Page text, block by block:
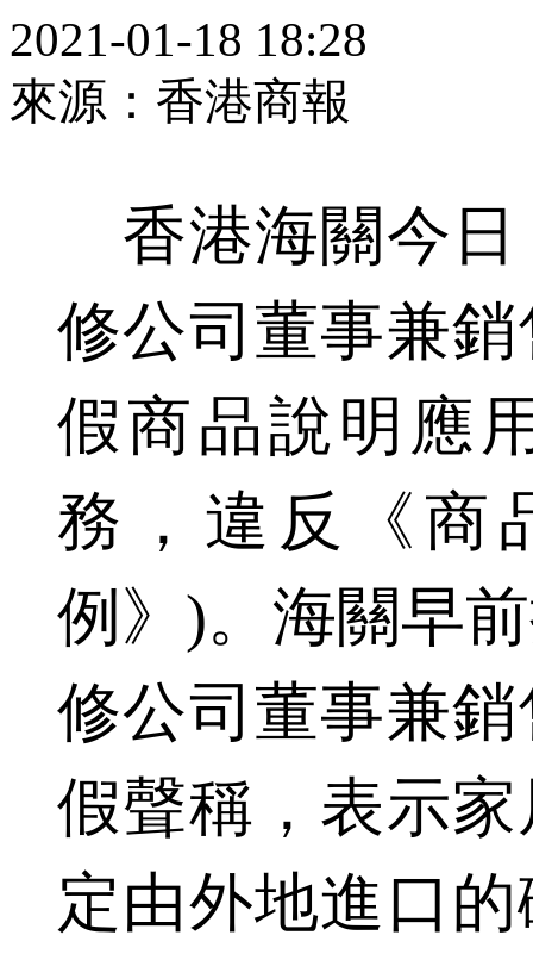
2021-01-18 18:28
來源：香港商報
香港海關今日
修公司董事兼
假商品說明應
務，違反《商
例》)。海關早
修公司董事兼
假聲稱，表示
定由外地進口